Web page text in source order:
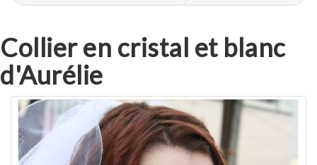
Collier en cristal et blanc
d'Aurélie